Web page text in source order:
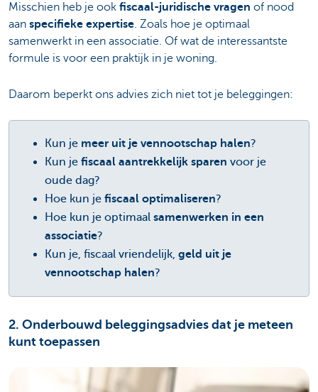
Misschien heb je ook fiscaal-juridische vragen of nood
aan specifieke expertise. Zoals hoe je optimaal
samenwerkt in een associatie. Of wat de interessantste
formule is voor een praktijk in je woning.
Daarom beperkt ons advies zich niet tot je beleggingen:
Kun je meer uit je vennootschap halen?
Kun je fiscaal aantrekkelijk sparen voor je
oude dag?
Hoe kun je fiscaal optimaliseren?
Hoe kun je optimaal samenwerken in een
associatie?
Kun je, fiscaal vriendelijk, geld uit je
vennootschap halen?
2. Onderbouwd beleggingsadvies dat je meteen
kunt toepassen